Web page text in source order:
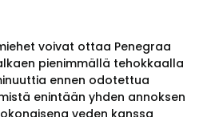
voivat ottaa Penegraa
pienimmällä tehokkaalla
ennen odotettua
enintään yhden annoksen
veden kanssa